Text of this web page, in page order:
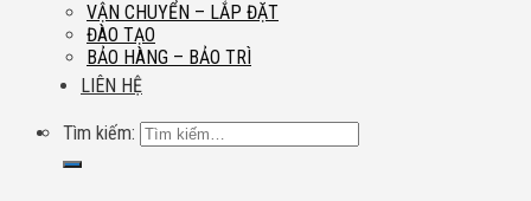
VẬN CHUYỂN – LẮP ĐẶT
ĐÀO TẠO
BẢO HÀNG – BẢO TRÌ
LIÊN HỆ
Tìm kiếm: